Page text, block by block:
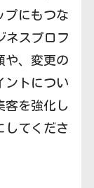
プにもつな
ネスプロフ
や、変更の
ントについ
客を強化し
してくださ